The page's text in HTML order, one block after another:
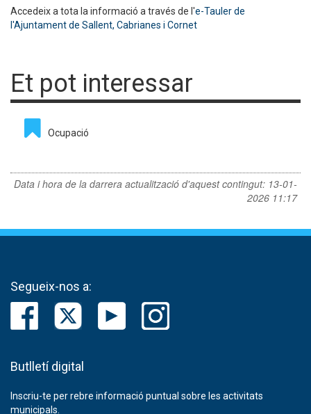
Accedeix a tota la informació a través de l'e-Tauler de
l'Ajuntament de Sallent, Cabrianes i Cornet
Et pot interessar
Ocupació
Data i hora de la darrera actualització d'aquest contingut: 13-01-
2026 11:17
Segueix-nos a:
Butlletí digital
Inscriu-te per rebre informació puntual sobre les activitats
municipals.